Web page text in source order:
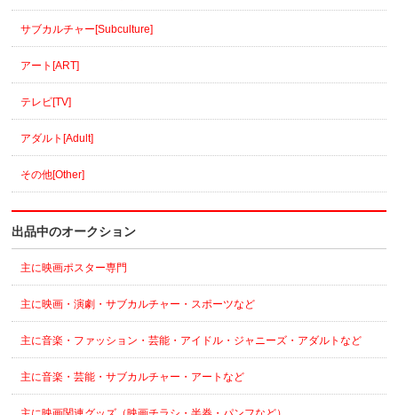
サブカルチャー[Subculture]
アート[ART]
テレビ[TV]
アダルト[Adult]
その他[Other]
出品中のオークション
主に映画ポスター専門
主に映画・演劇・サブカルチャー・スポーツなど
主に音楽・ファッション・芸能・アイドル・ジャニーズ・アダルトなど
主に音楽・芸能・サブカルチャー・アートなど